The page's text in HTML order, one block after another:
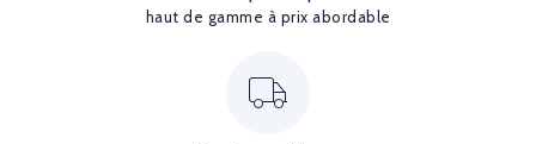
haut de gamme à prix abordable